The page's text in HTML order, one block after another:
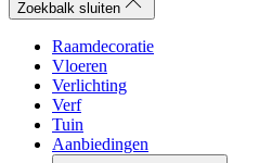
Zoekbalk sluiten
Raamdecoratie
Vloeren
Verlichting
Verf
Tuin
Aanbiedingen